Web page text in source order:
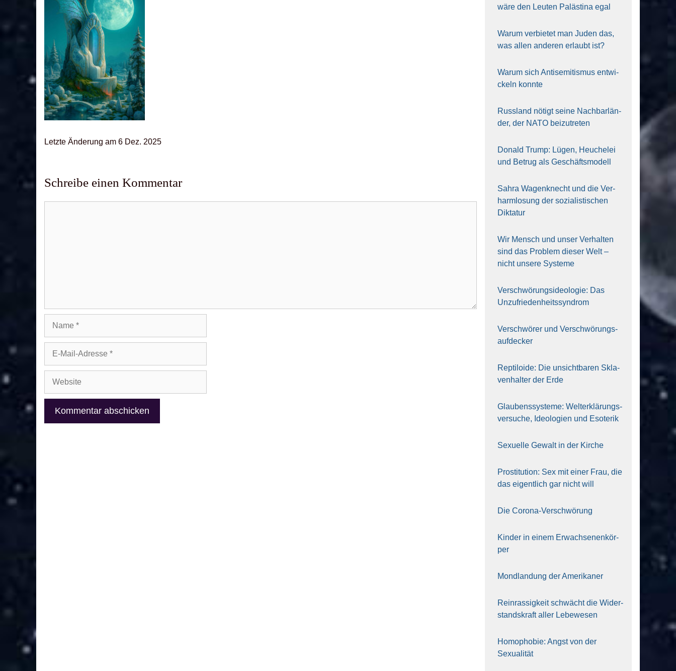
Letz­te Ände­rung am 6 Dez. 2025
Schreibe einen Kommentar
Adresse
wäre den Leu­ten Paläs­ti­na egal
War­um ver­bie­tet man Juden das,
was allen ande­ren erlaubt ist?
War­um sich Anti­se­mi­tis­mus ent­wi­
ckeln konn­te
Russ­land nötigt sei­ne Nach­bar­län­
der, der NATO bei­zu­tre­ten
Donald Trump: Lügen, Heu­che­lei
und Betrug als Geschäfts­mo­dell
Sahra Wagen­knecht und die Ver­
harm­lo­sung der sozia­lis­ti­schen
Dik­ta­tur
Wir Mensch und unser Ver­hal­ten
sind das Pro­blem die­ser Welt –
nicht unse­re Sys‍te‍me
Ver­schwö­rungs­ideo­lo­gie: Das
Unzufrieden­heitssyndrom
Ver­schwö­rer und Verschwörungs­
aufdecker
Rep­ti­lo­ide: Die unsicht­ba­ren Skla­
ven­hal­ter der Erde
Glau­bens­sys­te­me: Welt­erklä­rungs­
ver­su­che, Ideo­lo­gien und Eso­te­rik
Sexu­el­le Gewalt in der Kir­che
Pro­sti­tu­ti­on: Sex mit einer Frau, die
das eigent­lich gar nicht will
Die Coro­na-Ver­schwö­rung
Kin­der in einem Erwach­se­nen­kör­
per
Mond­lan­dung der Ame­ri­ka­ner
Rein­ras­sig­keit schwächt die Wider­
stands­kraft aller Lebe­we­sen
Homo­pho­bie: Angst von der
Sexua­li­tät